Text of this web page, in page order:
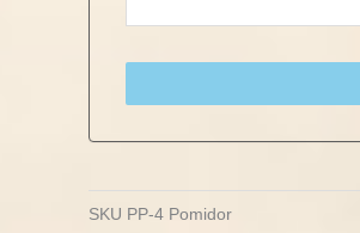
SKU PP-4 Pomidor